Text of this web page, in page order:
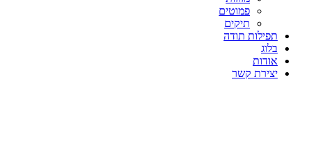
פמוטים
תיקים
תפילות תודה
בלוג
אודות
יצירת קשר